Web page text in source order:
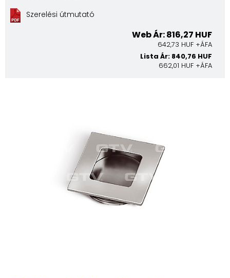
Szerelési útmutató
Web Ár: 816,27 HUF
642,73 HUF +ÁFA
Lista Ár: 840,76 HUF
662,01 HUF +ÁFA